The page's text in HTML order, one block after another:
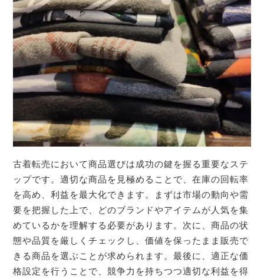
古着転売において商品選びは成功の鍵を握る重要なステ
ップです。適切な商品を見極めることで、在庫の回転率
を高め、利益を最大化できます。まずは市場の動向や需
要を把握した上で、どのブランドやアイテムが人気を集
めているかを理解する必要があります。次に、商品の状
態や品質を厳しくチェックし、価値を保ったまま販売で
きる商品を選ぶことが求められます。最後に、適正な価
格設定を行うことで、競争力を持ちつつ適切な利益を得